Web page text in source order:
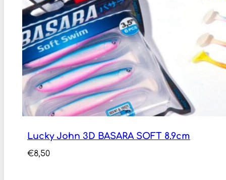
Lucky John 3D BASARA SOFT 8.9cm
€8,50